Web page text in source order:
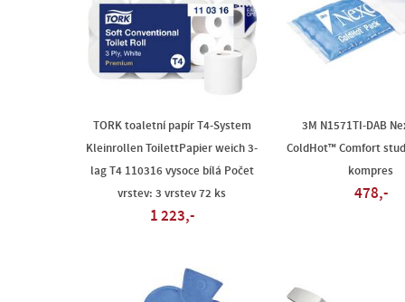
TORK toaletní papír T4-System
Kleinrollen ToilettPapier weich 3-
lag T4 110316 vysoce bílá Počet
vrstev: 3 vrstev 72 ks
1 223,-
3M N1571TI-DAB
ColdHot™ Comfort
kompres
478,-